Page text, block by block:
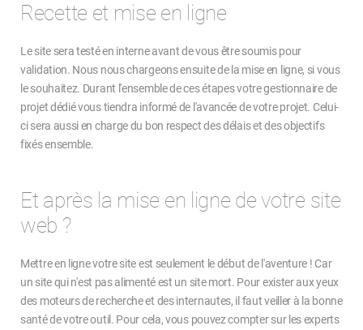
Recette et mise en ligne
Le site sera testé en interne avant de vous être soumis pour
validation. Nous nous chargeons ensuite de la mise en ligne, si vous
le souhaitez. Durant l'ensemble de ces étapes votre gestionnaire de
projet dédié vous tiendra informé de l'avancée de votre projet. Celui-
ci sera aussi en charge du bon respect des délais et des objectifs
fixés ensemble.
Et après la mise en ligne de votre site
web ?
Mettre en ligne votre site est seulement le début de l'aventure ! Car
un site qui n'est pas alimenté est un site mort. Pour exister aux yeux
des moteurs de recherche et des internautes, il faut veiller à la bonne
santé de votre outil. Pour cela, vous pouvez compter sur les experts